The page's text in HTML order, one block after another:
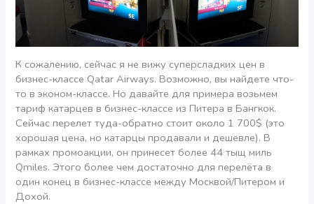
К сожалению, сейчас я не вижу суперсладких цен в
бизнес-классе Qatar Airways. Возможно, вы найдете что-
то в эконом-классе. Но давайте для примера возьмем
тариф катарцев в бизнес-классе из Питера в Бангкок.
Сейчас перелет туда-обратно стоит около 1 700$ (это
хорошая цена, но катарцы продавали и дешевле). В
рамках промоакции, он принесет более 44 тыщ миль
Qmiles. Этого более чем достаточно для перелёта в
один конец в бизнес-классе между Москвой/Питером и
Дохой.